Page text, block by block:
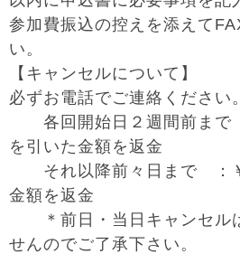
参加費振込の控えを添えて
い。
【キャンセルについて】
必ずお電話でご連絡ください。
各回開始日２週間前まで
を引いた金額を返金
それ以降前々日まで ：
金額を返金
＊前日・当日キャンセル
せんのでご了承下さい。